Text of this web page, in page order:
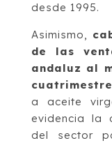
desde 1995.
Asimismo,
de las
andaluz al
a aceite
evidencia la
del sector